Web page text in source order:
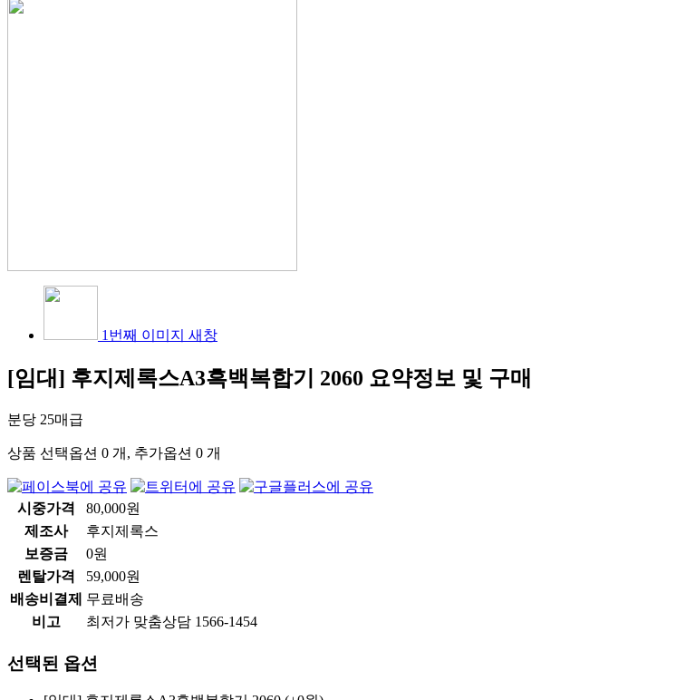
1번째 이미지 새창
[임대] 후지제록스A3흑백복합기 2060 요약정보 및 구매
분당 25매급
상품 선택옵션 0 개, 추가옵션 0 개
시중가격
80,000원
제조사
후지제록스
보증금
0원
렌탈가격
59,000원
배송비결제
무료배송
비고
최저가 맞춤상담 1566-1454
선택된 옵션